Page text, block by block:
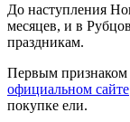
До наступления
месяцев, и в
праздникам.
Первым признаком
официальном сайте
покупке ели.